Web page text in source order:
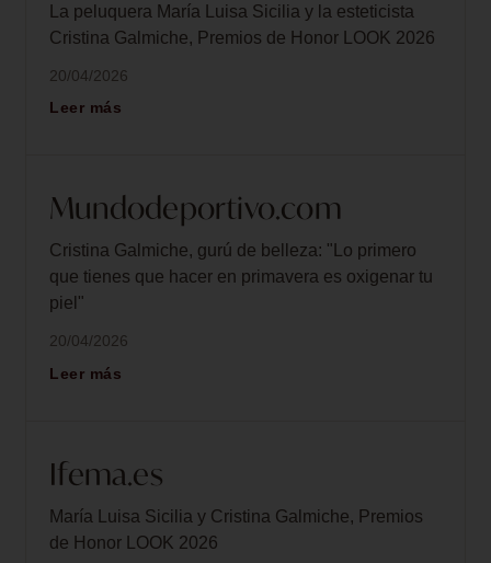
La peluquera María Luisa Sicilia y la esteticista
Cristina Galmiche, Premios de Honor LOOK 2026
20/04/2026
Leer más
Mundodeportivo.com
Cristina Galmiche, gurú de belleza: "Lo primero
que tienes que hacer en primavera es oxigenar tu
piel"
20/04/2026
Leer más
Ifema.es
María Luisa Sicilia y Cristina Galmiche, Premios
de Honor LOOK 2026